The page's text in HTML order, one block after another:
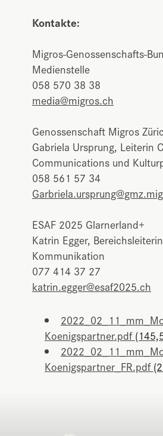
Kontakte:
Migros-Genossenschafts-
Medienstelle
058 570 38 38
media@migros.ch
Genossenschaft Migros
Gabriela Ursprung, Leiterin
Communications und
058 561 57 34
ESAF 2025 Glarnerland+
Katrin Egger,
Kommunikation
077 414 37 27
katrin.egger@esaf2025.ch
Koenigspartner.pdf
Koenigspartner_FR.pdf